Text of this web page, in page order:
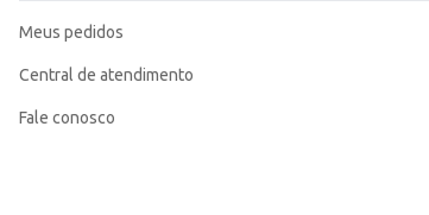
A Geleia de Mocotó Predilecta sabor morango oferece
Meus pedidos
Central de atendimento
Fale conosco